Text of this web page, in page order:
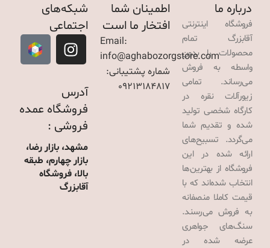
درباره ما
فروشگاه اینترنتی
آقابزرگ تمام
محصولات را بدون
واسطه به فروش
می‌رساند. تمامی
زیورآلات نقره در
کارگاه شخصی تولید
شده و تقدیم شما
می‌گردد. تسبیح‌های
ارائه شده در این
فروشگاه از بهترین‌ها
انتخاب شده‌اند که با
قیمت کاملا منصفانه
به فروش می‌رسند.
سنگ‌های جواهری
عرضه شده در
اطمینان شما
افتخار ما است
Email:
info@aghabozorgstore.com
شماره پشتیبانی:
09213184817
شبکه‌های
اجتماعی
آدرس
فروشگاه عمده
فروشی :
مشهد، بازار رضا،
بازار چهارم، طبقه
بالا، فروشگاه
آقابزرگ